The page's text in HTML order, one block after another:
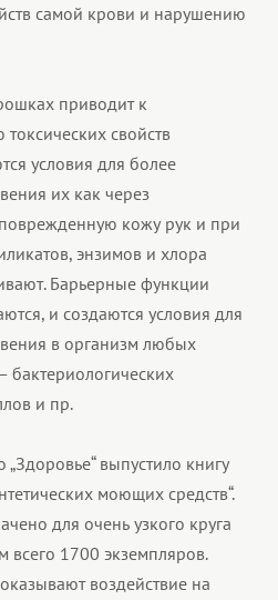
самой крови и нарушению
приводит к
свойств
условия для более
их как через
кожу рук и при
энзимов и хлора
Барьерные функции
и создаются условия для
в организм любых
и пр.
„Здоровье“ выпустило книгу
моющих средств“.
для очень узкого круга
1700 экземпляров.
воздействие на